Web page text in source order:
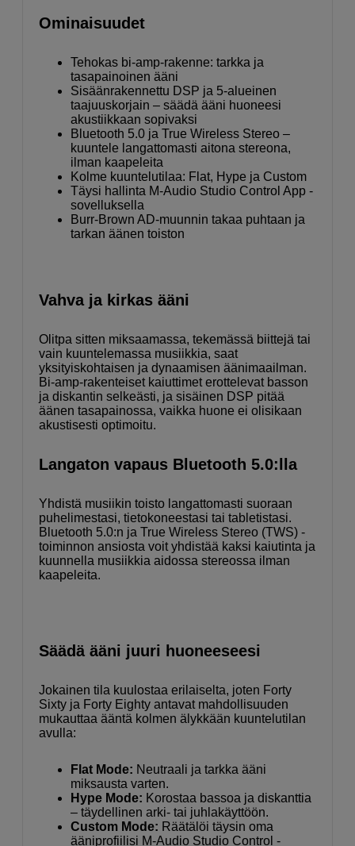
Ominaisuudet
Tehokas bi-amp-rakenne: tarkka ja
tasapainoinen ääni
Sisäänrakennettu DSP ja 5-alueinen
taajuuskorjain – säädä ääni huoneesi
akustiikkaan sopivaksi
Bluetooth 5.0 ja True Wireless Stereo –
kuuntele langattomasti aitona stereona,
ilman kaapeleita
Kolme kuuntelutilaa: Flat, Hype ja Custom
Täysi hallinta M-Audio Studio Control App -
sovelluksella
Burr-Brown AD-muunnin takaa puhtaan ja
tarkan äänen toiston
Vahva ja kirkas ääni
Olitpa sitten miksaamassa, tekemässä biittejä tai
vain kuuntelemassa musiikkia, saat
yksityiskohtaisen ja dynaamisen äänimaailman.
Bi-amp-rakenteiset kaiuttimet erottelevat basson
ja diskantin selkeästi, ja sisäinen DSP pitää
äänen tasapainossa, vaikka huone ei olisikaan
akustisesti optimoitu.
Langaton vapaus Bluetooth 5.0:lla
Yhdistä musiikin toisto langattomasti suoraan
puhelimestasi, tietokoneestasi tai tabletistasi.
Bluetooth 5.0:n ja True Wireless Stereo (TWS) -
toiminnon ansiosta voit yhdistää kaksi kaiutinta ja
kuunnella musiikkia aidossa stereossa ilman
kaapeleita.
Säädä ääni juuri huoneeseesi
Jokainen tila kuulostaa erilaiselta, joten Forty
Sixty ja Forty Eighty antavat mahdollisuuden
mukauttaa ääntä kolmen älykkään kuuntelutilan
avulla:
Flat Mode: Neutraali ja tarkka ääni
miksausta varten.
Hype Mode: Korostaa bassoa ja diskanttia
– täydellinen arki- tai juhlakäyttöön.
Custom Mode: Räätälöi täysin oma
ääniprofiilisi M-Audio Studio Control -